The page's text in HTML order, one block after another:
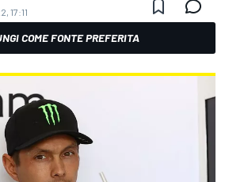
17:11
COME FONTE PREFERITA